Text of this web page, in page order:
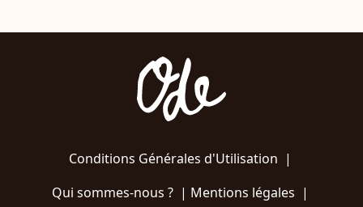
Conditions Générales d'Utilisation |
Qui sommes-nous ?| Mentions légales |